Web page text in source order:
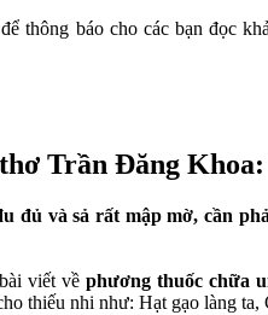
thông báo cho các bạn đọc
Trần Đăng
đủ và sả rất mập mờ, cần
viết về phương thuốc chữa
thiếu nhi như: Hạt gạo làng ta,